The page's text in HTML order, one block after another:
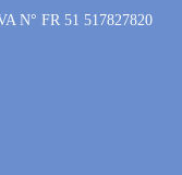
N° FR 51 517827820